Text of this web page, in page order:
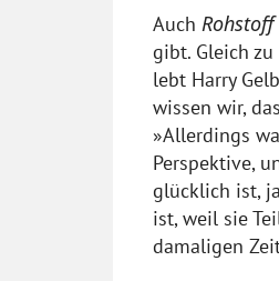
Auch Rohstoff
gibt. Gleich
lebt Harry
wissen wir,
»Allerdings
Perspektive,
glücklich ist,
ist, weil sie
damaligen